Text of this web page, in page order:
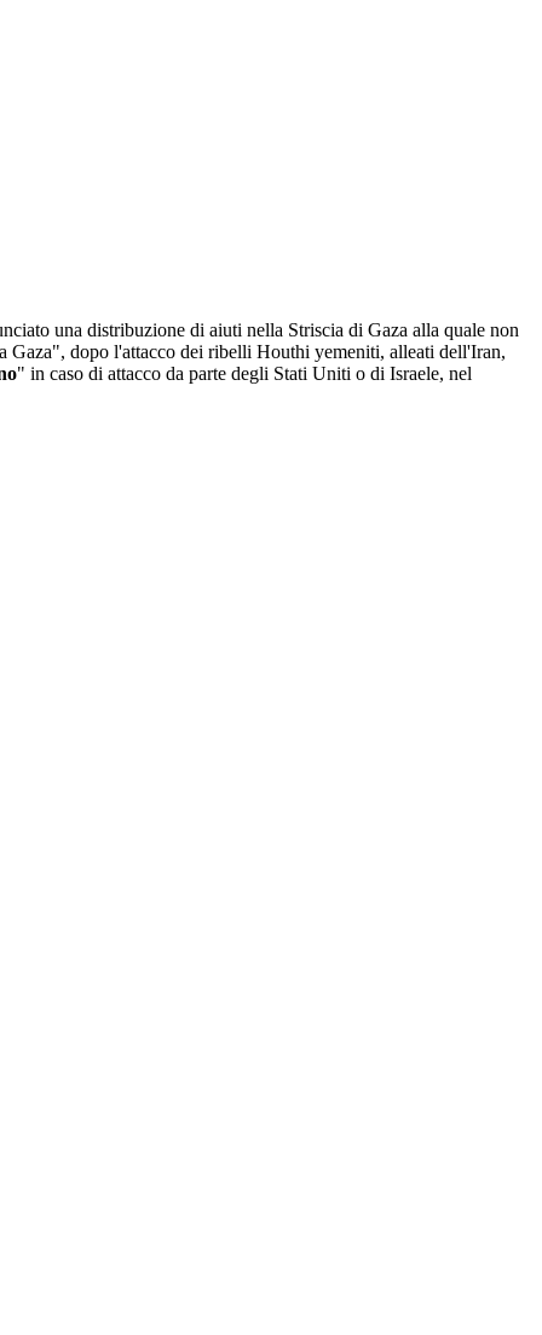
una distribuzione di aiuti nella Striscia di Gaza alla quale non
Gaza", dopo l'attacco dei ribelli Houthi yemeniti, alleati dell'Iran,
" in caso di attacco da parte degli Stati Uniti o di Israele, nel